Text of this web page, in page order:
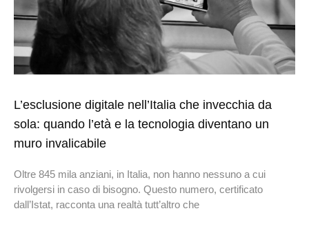
L’esclusione digitale nell’Italia che invecchia da
sola: quando l’età e la tecnologia diventano un
muro invalicabile
Oltre 845 mila anziani, in Italia, non hanno nessuno a cui
rivolgersi in caso di bisogno. Questo numero, certificato
dall’Istat, racconta una realtà tutt’altro che